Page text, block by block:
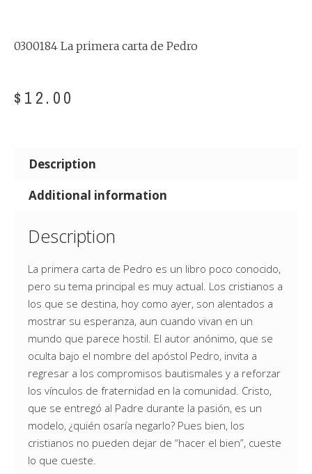
0300184 La primera carta de Pedro
$ 12.00
Description
Additional information
Description
La primera carta de Pedro es un libro poco conocido,
pero su tema principal es muy actual. Los cristianos a
los que se destina, hoy como ayer, son alentados a
mostrar su esperanza, aun cuando vivan en un
mundo que parece hostil. El autor anónimo, que se
oculta bajo el nombre del apóstol Pedro, invita a
regresar a los compromisos bautismales y a reforzar
los vínculos de fraternidad en la comunidad. Cristo,
que se entregó al Padre durante la pasión, es un
modelo, ¿quién osaría negarlo? Pues bien, los
cristianos no pueden dejar de “hacer el bien”, cueste
lo que cueste.